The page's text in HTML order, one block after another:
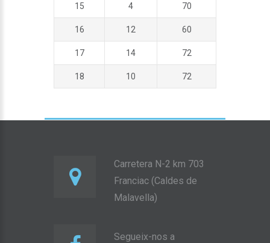
15 4 70
16 12 60
17 14 72
18 10 72
Carretera N-2 km 703
Franciac (Caldes de
Malavella)
Segueix-nos a